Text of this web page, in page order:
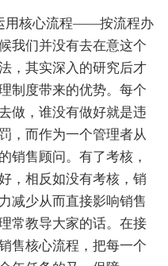
用核心流程——按流程办
我们并没有去在意这个
，其实深入的研究后才
制度带来的优势。每个
做，谁没有做好就是违
，而作为一个管理者从
销售顾问。有了考核，
，相反如没有考核，销
减少从而直接影响销售
常教导大家的话。在接
售核心流程，把每一个